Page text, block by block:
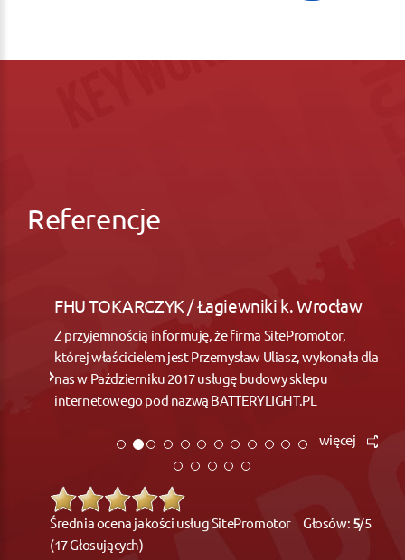
Referencje
FHU TOKARCZYK / Łagiewniki k. Wrocław
Z przyjemnością informuję, że firma SitePromotor,
której właścicielem jest Przemysław Uliasz, wykonała dla
nas w Październiku 2017 usługę budowy sklepu
internetowego pod nazwą BATTERYLIGHT.PL
więcej
Średnia ocena jakości usług SitePromotor Głosów: 5/5
(17 Głosujących)